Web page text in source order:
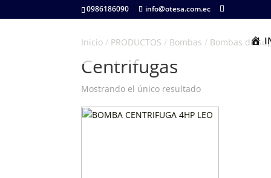
0986186090 info@otesa.com.ec
Inicio / PRODUCTOS / Bombas / Bombas de
Centrifugas
Mostrando el único resultado